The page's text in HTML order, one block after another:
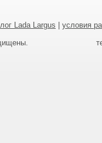
Lada Largus
условия